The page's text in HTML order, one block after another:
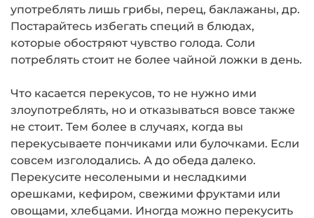
употреблять лишь грибы, перец, баклажаны, др.
Постарайтесь избегать специй в блюдах,
которые обостряют чувство голода. Соли
потреблять стоит не более чайной ложки в день.
Что касается перекусов, то не нужно ими
злоупотреблять, но и отказываться вовсе также
не стоит. Тем более в случаях, когда вы
перекусываете пончиками или булочками. Если
совсем изголодались. А до обеда далеко.
Перекусите несолеными и несладкими
орешками, кефиром, свежими фруктами или
овощами, хлебцами. Иногда можно перекусить